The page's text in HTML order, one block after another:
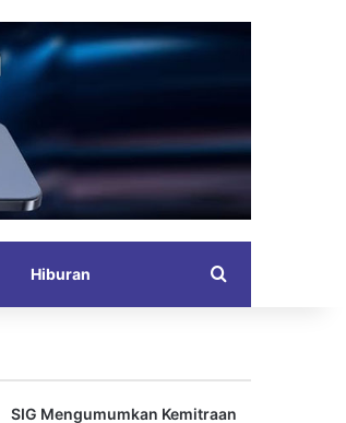
Hiburan
SIG Mengumumkan Kemitraan